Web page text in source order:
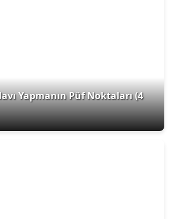
Yapmanın Püf Noktaları (4